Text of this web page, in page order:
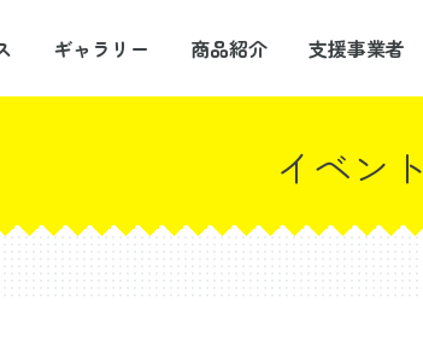
ギャラリー 商品紹介 支援事業者
イベント